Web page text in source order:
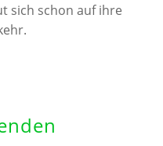
sich schon auf ihre